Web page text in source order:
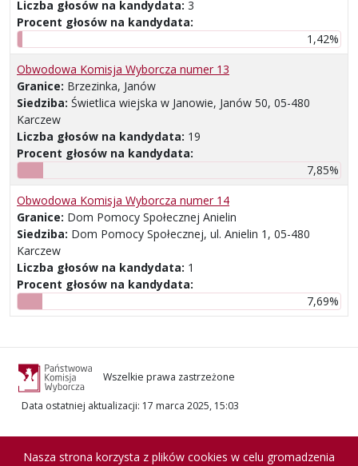
Liczba głosów na kandydata: 3
Procent głosów na kandydata:
1,42%
Obwodowa Komisja Wyborcza numer 13
Granice: Brzezinka, Janów
Siedziba: Świetlica wiejska w Janowie, Janów 50, 05-480
Karczew
Liczba głosów na kandydata: 19
Procent głosów na kandydata:
7,85%
Obwodowa Komisja Wyborcza numer 14
Granice: Dom Pomocy Społecznej Anielin
Siedziba: Dom Pomocy Społecznej, ul. Anielin 1, 05-480
Karczew
Liczba głosów na kandydata: 1
Procent głosów na kandydata:
7,69%
Wszelkie prawa zastrzeżone
Data ostatniej aktualizacji: 17 marca 2025, 15:03
Nasza strona korzysta z plików cookies w celu gromadzenia